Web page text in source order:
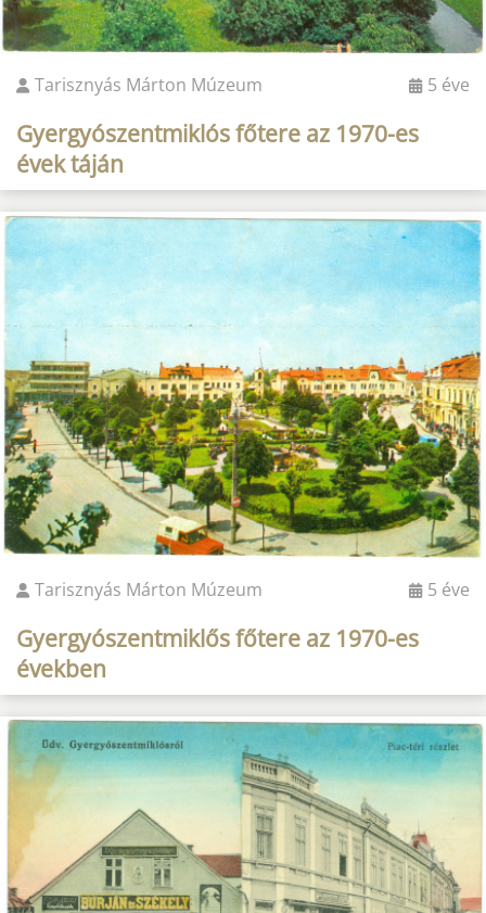
Tarisznyás Márton Múzeum 5 éve
Gyergyószentmiklós főtere az 1970-es
évek táján
Tarisznyás Márton Múzeum 5 éve
Gyergyószentmiklős főtere az 1970-es
években